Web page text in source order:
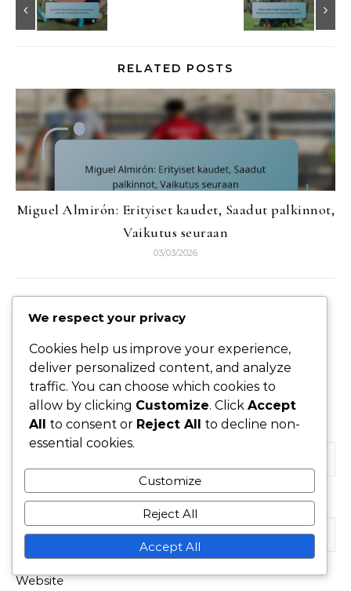
RELATED POSTS
Miguel Almirón: Erityiset kaudet, Saadut palkinnot,
Vaikutus seuraan
03/03/2026
LEAVE A REPLY
Your email address will not be published.
Required
fields are marked
Name*
Email*
Website
We respect your privacy
Cookies help us improve your experience,
deliver personalized content, and analyze
traffic. You can choose which cookies to
allow by clicking Customize. Click Accept
All to consent or Reject All to decline non-
essential cookies.
Customize
Reject All
Accept All